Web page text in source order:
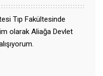
Tıp Fakültesinde
olarak Aliağa Devlet